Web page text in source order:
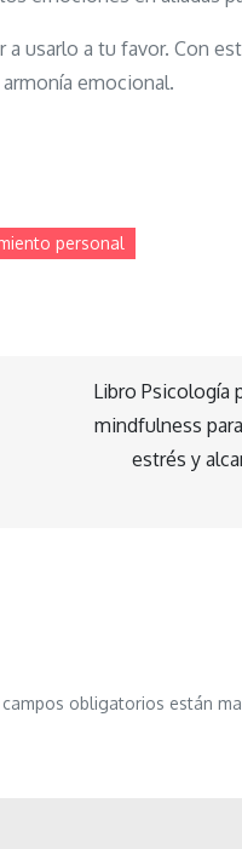
usarlo a tu favor. Con
emocional.
personal
Libro Psicología
mindfulness
estrés y
obligatorios están